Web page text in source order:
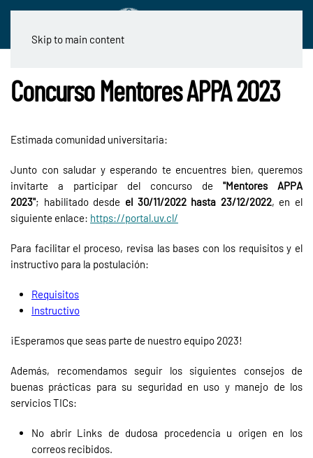
Skip to main content
Concurso Mentores APPA 2023
Estimada comunidad universitaria:
Junto con saludar y esperando te encuentres bien, queremos
invitarte a participar del concurso de "Mentores APPA
2023"; habilitado desde el 30/11/2022 hasta 23/12/2022, en el
siguiente enlace: https://portal.uv.cl/
Para facilitar el proceso, revisa las bases con los requisitos y el
instructivo para la postulación:
Requisitos
Instructivo
¡Esperamos que seas parte de nuestro equipo 2023!
Además, recomendamos seguir los siguientes consejos de
buenas prácticas para su seguridad en uso y manejo de los
servicios TICs:
No abrir Links de dudosa procedencia u origen en los
correos recibidos.